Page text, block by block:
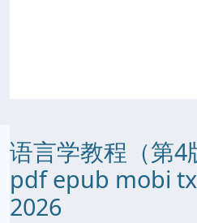
语言学教程（第4
pdf epub mobi
2026